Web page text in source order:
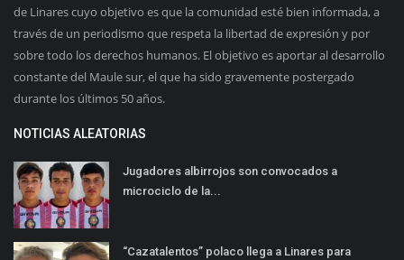
de Linares cuyo objetivo es que la comunidad esté bien informada, a
través de un periodismo que respeta la libertad de expresión y por
sobre todo los derechos humanos. El objetivo es aportar al desarrollo
constante del Maule sur, el que ha sido gravemente postergado
durante los últimos 50 años.
NOTICIAS ALEATORIAS
Jugadores albirrojos son convocados a
microciclo de la...
“Cazatalentos” polaco llega a Linares para